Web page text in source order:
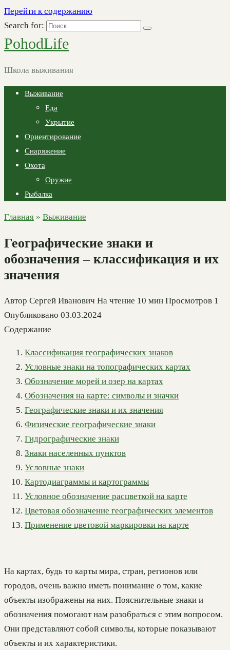
Перейти к содержанию
Search for:
PohodLife
Школа выживания
Выживание
Еда
Укрытие
Ориентирование
Снаряжение
Охота
Оружие
Рыбалка
Главная » Выживание
Географические знаки и
обозначения – классификация и их
значения
Автор Сергей Иванович На чтение 10 мин Просмотров 1
Опубликовано 03.03.2024
Содержание
Классификация географических знаков
Условные знаки на топографических картах
Обозначение морей и озер на картах
Обозначения на карте: символы и значки
Географические знаки и их значения
Физические географические знаки
Гидрографические знаки
Знаки населенных пунктов
Условные знаки
Картодиаграммы и картограммы
Условное обозначение расцветкой на карте
Цветовая обозначение географических элементов
Применение цветовой маркировки на карте
На картах, будь то карты мира, стран, регионов или
городов, очень важно иметь понимание о том, какие
объекты изображены на них. Пояснительные знаки и
обозначения помогают нам разобраться с этим вопросом.
Они представляют собой символы, которые показывают
объекты и их характеристики.